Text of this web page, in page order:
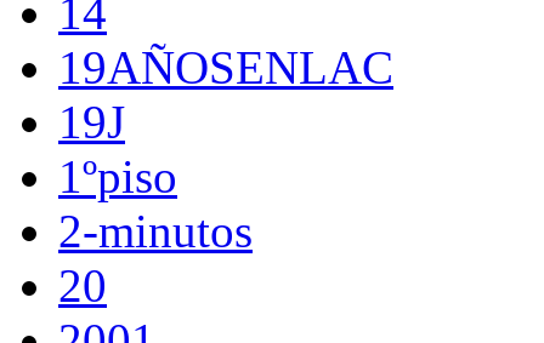
14
19AÑOSENLAC
19J
1ºpiso
2-minutos
20